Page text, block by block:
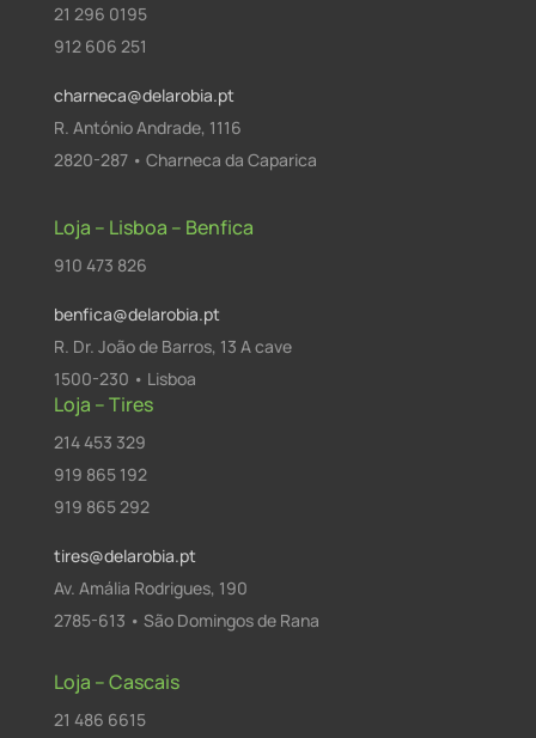
21 296 0195
912 606 251
charneca@delarobia.pt
R. António Andrade, 1116
2820-287 • Charneca da Caparica
Loja – Lisboa – Benfica
910 473 826
benfica@delarobia.pt
R. Dr. João de Barros, 13 A cave
1500-230 • Lisboa
Loja – Tires
214 453 329
919 865 192
919 865 292
tires@delarobia.pt
Av. Amália Rodrigues, 190
2785-613 • São Domingos de Rana
Loja – Cascais
21 486 6615